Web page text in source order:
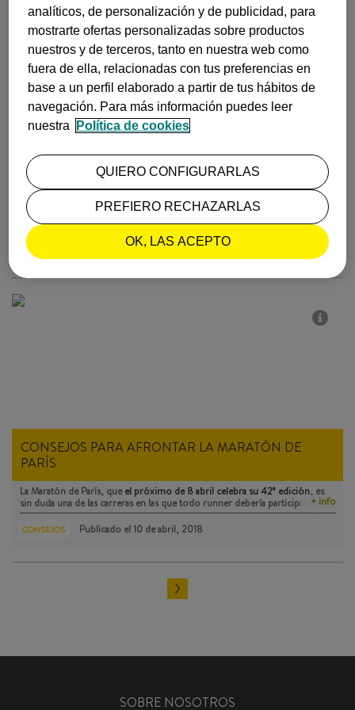
PARÍS CON NIÑOS: DISNEYLAND Y MUCHO MÁS
Más allá de Disneyland París, la capital Francesca es una opción perfecta para
una escapada que disfrutarán niños y adultos. En este post te contamos 10
planes que podréis hacer, ¡apunta, apunta!
+ info
INSPIRACIÓN Publicado el21 de marzo, 2022
CONSEJOS PARA AFRONTAR LA MARATÓN DE
PARÍS
La Maratón de París, queel próximo de 8 abril celebra su 42º edición, es
sin duda una de las carreras en las que todo runner debería participar al
menos una vez en la vida. Así que si este año te animas a recorrer sus 42
kilómetros, no te pierdas estos consejos.
+ info
CONSEJOS Publicado el 10 de abril, 2018
SOBRE NOSOTROS
analíticos, de personalización y de publicidad, para
mostrarte ofertas personalizadas sobre productos
nuestros y de terceros, tanto en nuestra web como
fuera de ella, relacionadas con tus preferencias en
base a un perfil elaborado a partir de tus hábitos de
navegación. Para más información puedes leer
nuestra
Política de cookies
PREFIERO RECHAZARLAS
OK, LAS ACEPTO
QUIERO CONFIGURARLAS